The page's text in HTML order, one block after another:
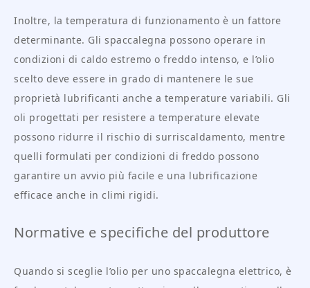
Inoltre, la temperatura di funzionamento è un fattore
determinante. Gli spaccalegna possono operare in
condizioni di caldo estremo o freddo intenso, e l’olio
scelto deve essere in grado di mantenere le sue
proprietà lubrificanti anche a temperature variabili. Gli
oli progettati per resistere a temperature elevate
possono ridurre il rischio di surriscaldamento, mentre
quelli formulati per condizioni di freddo possono
garantire un avvio più facile e una lubrificazione
efficace anche in climi rigidi.
Normative e specifiche del produttore
Quando si sceglie l’olio per uno spaccalegna elettrico, è